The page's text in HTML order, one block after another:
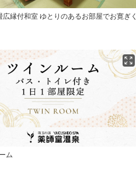
縁付和室 ゆとりのあるお部屋でお寛ぎく
ム